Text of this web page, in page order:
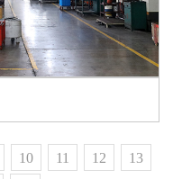
10 11 12
13